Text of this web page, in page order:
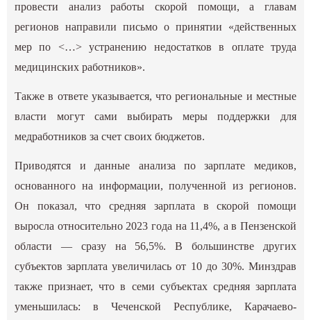
провести анализ работы скорой помощи, а главам
регионов направили письмо о принятии «действенных
мер по <…> устранению недостатков в оплате труда
медицинских работников».
Также в ответе указывается, что региональные и местные
власти могут сами выбирать меры поддержки для
медработников за счет своих бюджетов.
Приводятся и данные анализа по зарплате медиков,
основанного на информации, полученной из регионов.
Он показал, что средняя зарплата в скорой помощи
выросла относительно 2023 года на 11,4%, а в Пензенской
области — сразу на 56,5%. В большинстве других
субъектов зарплата увеличилась от 10 до 30%. Минздрав
также признает, что в семи субъектах средняя зарплата
уменьшилась: в Чеченской Республике, Карачаево-